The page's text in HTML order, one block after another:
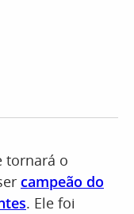
tornará o
campeão do
. Ele foi